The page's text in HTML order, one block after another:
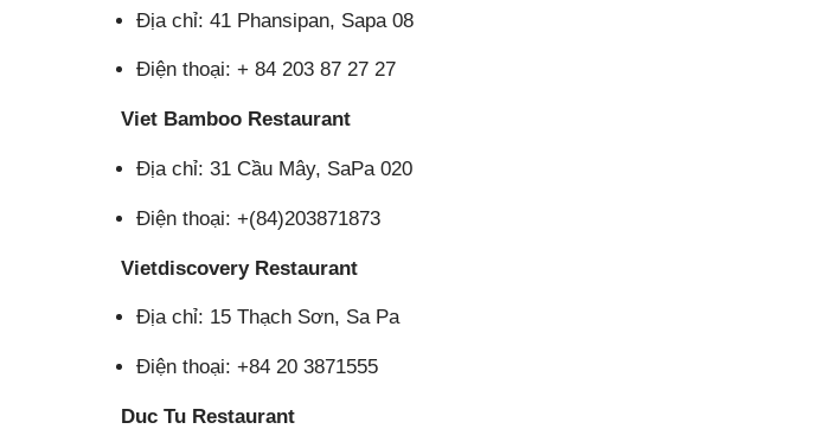
Địa chỉ: 41 Phansipan, Sapa 08
Điện thoại: + 84 203 87 27 27
Viet Bamboo Restaurant
Địa chỉ: 31 Cầu Mây, SaPa 020
Điện thoại: +(84)203871873
Vietdiscovery Restaurant
Địa chỉ: 15 Thạch Sơn, Sa Pa
Điện thoại: +84 20 3871555
Duc Tu Restaurant